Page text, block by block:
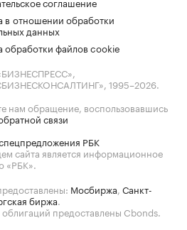
в отношении обработки
данных
обработки файлов cookie
1995–2026.
нам обращение, воспользовавшись
связи
РБК
сайта является информационное
«РБК».
Мосбиржа, Санкт-
биржа.
предоставлены Cbonds.